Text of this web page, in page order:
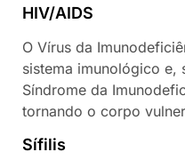
HIV/AIDS
O Vírus da
sistema imunológico e,
Síndrome da
tornando o corpo
Sífilis